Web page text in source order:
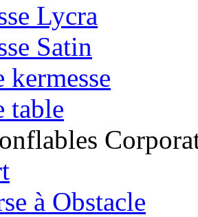
Lycra
Satin
kermesse
table
à Obstacle